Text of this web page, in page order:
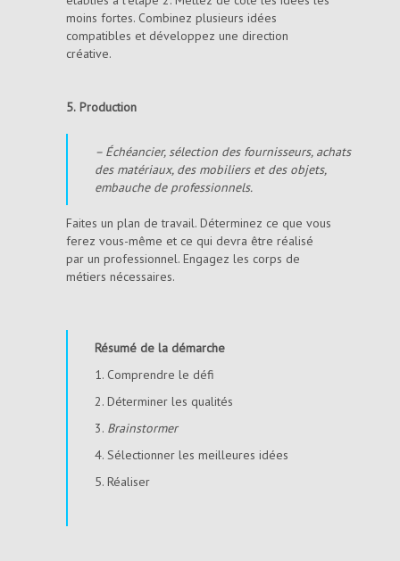
moins fortes. Combinez plusieurs idées
compatibles et développez une direction
créative.
5. Production
– Échéancier, sélection des fournisseurs, achats
des matériaux, des mobiliers et des objets,
embauche de professionnels.
Faites un plan de travail. Déterminez ce que vous
ferez vous-même et ce qui devra être réalisé
par un professionnel. Engagez les corps de
métiers nécessaires.
Résumé de la démarche
1. Comprendre le défi
2. Déterminer les qualités
3. Brainstormer
4. Sélectionner les meilleures idées
5. Réaliser